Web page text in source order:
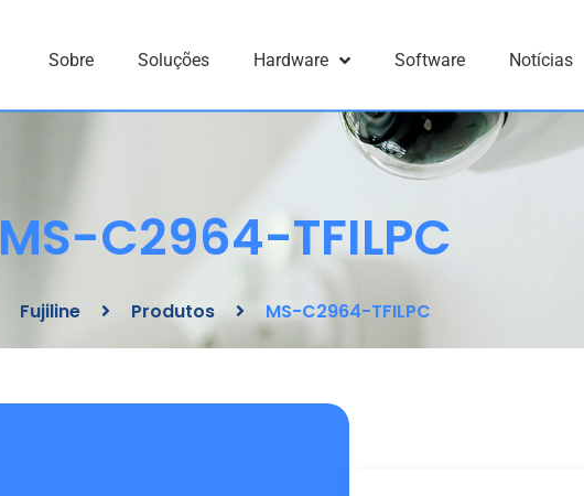
Sobre Soluções Hardware Software Notícias
MS-C2964-TFILPC
Fujiline Produtos MS-C2964-TFILPC